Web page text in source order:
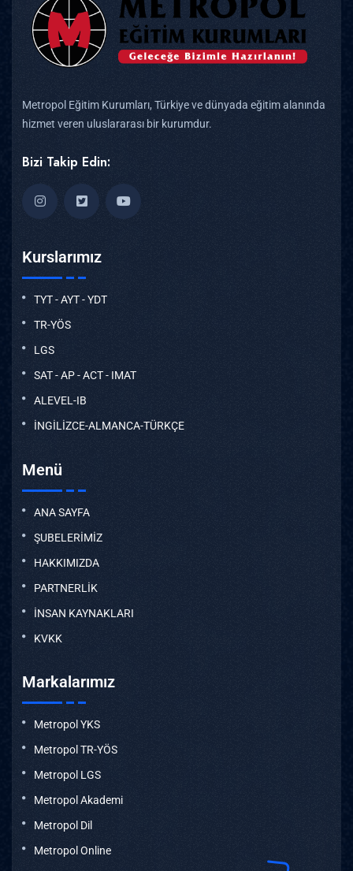
Metropol Eğitim Kurumları, Türkiye ve dünyada eğitim alanında
hizmet veren uluslararası bir kurumdur.
Bizi Takip Edin:
Kurslarımız
TYT - AYT - YDT
TR-YÖS
LGS
SAT - AP - ACT - IMAT
ALEVEL-IB
İNGİLİZCE-ALMANCA-TÜRKÇE
Menü
ANA SAYFA
ŞUBELERİMİZ
HAKKIMIZDA
PARTNERLİK
İNSAN KAYNAKLARI
KVKK
Markalarımız
Metropol YKS
Metropol TR-YÖS
Metropol LGS
Metropol Akademi
Metropol Dil
Metropol Online